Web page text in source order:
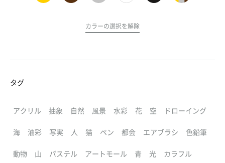
カラーの選択を解除
タグ
アクリル 抽象 自然 風景 水彩 花 空 ドローイング
海 油彩 写実 人 猫 ペン 都会 エアブラシ 色鉛筆
動物 山 パステル アートモール 青 光 カラフル